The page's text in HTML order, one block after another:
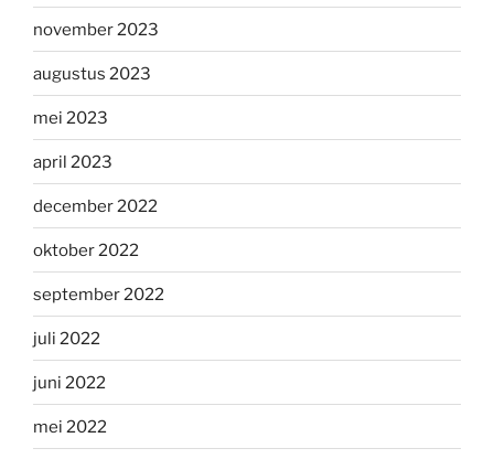
november 2023
augustus 2023
mei 2023
april 2023
december 2022
oktober 2022
september 2022
juli 2022
juni 2022
mei 2022